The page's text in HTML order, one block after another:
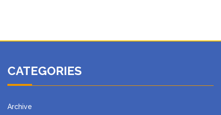
CATEGORIES
Archive